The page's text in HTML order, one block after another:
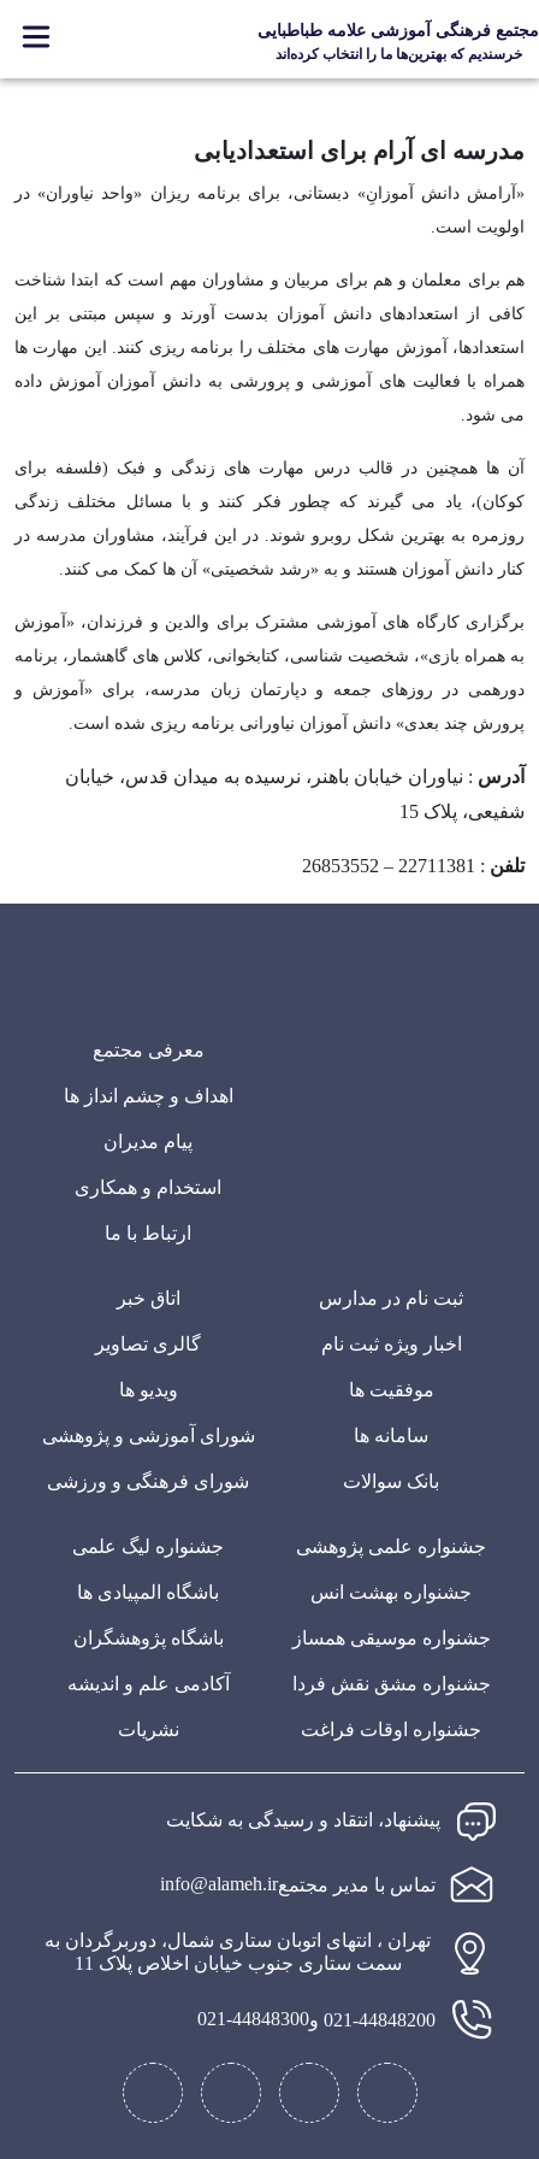
مجتمع فرهنگی آموزشی علامه طباطبایی
خرسندیم که بهترین‌ها ما را انتخاب کرده‌اند
اخبار مدرسه
گالری تصاویر
ارتباط با ما
صفحه اصلی
Designed and Developed by Kavano Team 2016-18
مدرسه ای آرام برای استعدادیابی
«آرامش دانش آموزانِ» دبستانی، برای برنامه ریزان «واحد نیاوران» در
اولویت است.
هم برای معلمان و هم برای مربیان و مشاوران مهم است که ابتدا شناخت
کافی از استعدادهای دانش آموزان بدست آورند و سپس مبتنی بر این
استعدادها، آموزش مهارت های مختلف را برنامه ریزی کنند. این مهارت ها
همراه با فعالیت های آموزشی و پرورشی به دانش آموزان آموزش داده
می شود.
آن ها همچنین در قالب درس مهارت های زندگی و فبک (فلسفه برای
کوکان)، یاد می گیرند که چطور فکر کنند و با مسائل مختلف زندگی
روزمره به بهترین شکل روبرو شوند. در این فرآیند، مشاوران مدرسه در
کنار دانش آموزان هستند و به «رشد شخصیتی» آن ها کمک می کنند.
برگزاری کارگاه های آموزشی مشترک برای والدین و فرزندان، «آموزش
به همراه بازی»، شخصیت شناسی، کتابخوانی، کلاس های گاهشمار، برنامه
دورهمی در روزهای جمعه و دپارتمان زبان مدرسه، برای «آموزش و
پرورش چند بعدی» دانش آموزان نیاورانی برنامه ریزی شده است.
آدرس : نیاوران خیابان باهنر، نرسیده به میدان قدس، خیابان
شفیعی، پلاک 15
تلفن : 22711381 – 26853552
معرفی مجتمع
اهداف و چشم انداز ها
پیام مدیران
استخدام و همکاری
ارتباط با ما
ثبت نام در مدارس
اخبار ویژه ثبت نام
موفقیت ها
سامانه ها
بانک سوالات
اتاق خبر
گالری تصاویر
ویدیو ها
شورای آموزشی و پژوهشی
شورای فرهنگی و ورزشی
جشنواره علمی پژوهشی
جشنواره بهشت انس
جشنواره موسیقی همساز
جشنواره مشق نقش فردا
جشنواره اوقات فراغت
جشنواره لیگ علمی
باشگاه المپیادی ها
باشگاه پژوهشگران
آکادمی علم و اندیشه
نشریات
پیشنهاد، انتقاد و رسیدگی به شکایت
تماس با مدیر مجتمعinfo@alameh.ir
تهران ، انتهای اتوبان ستاری شمال، دوربرگردان به
سمت ستاری جنوب خیابان اخلاص پلاک 11
021-44848200 و 021-44848300